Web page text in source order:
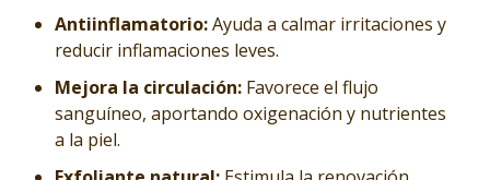
Antiinflamatorio:Ayuda a calmar irritaciones y
reducir inflamaciones leves.
Mejora la circulación: Favorece el flujo
sanguíneo, aportando oxigenación y nutrientes
a la piel.